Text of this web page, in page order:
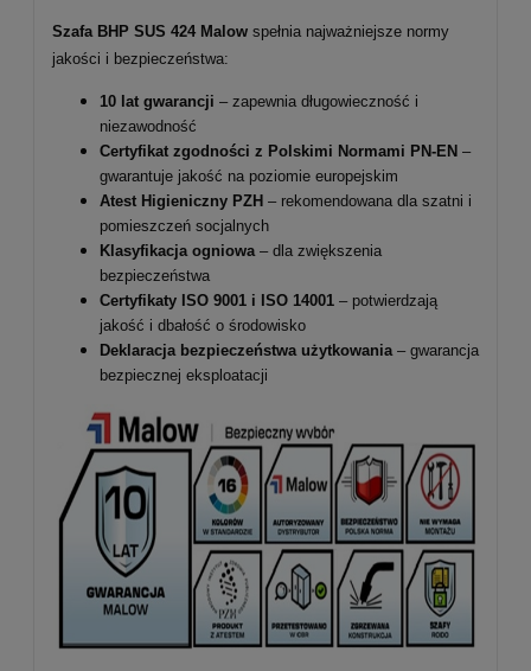
Szafa BHP SUS 424 Malow spełnia najważniejsze normy
jakości i bezpieczeństwa:
10 lat gwarancji – zapewnia długowieczność i
niezawodność
Certyfikat zgodności z Polskimi Normami PN-EN –
gwarantuje jakość na poziomie europejskim
Atest Higieniczny PZH – rekomendowana dla szatni i
pomieszczeń socjalnych
Klasyfikacja ogniowa– dla zwiększenia
bezpieczeństwa
Certyfikaty ISO 9001 i ISO 14001 – potwierdzają
jakość i dbałość o środowisko
Deklaracja bezpieczeństwa użytkowania– gwarancja
bezpiecznej eksploatacji